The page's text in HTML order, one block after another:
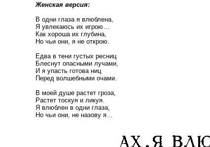
Женская версия:
В одни глаза я влюблена,
Я увлекаюсь их игрою…
Как хороша их глубина,
Но чьи они, я не открою.
Едва в тени густых ресниц
Блеснут опасными лучами,
И я упасть готова ниц
Перед волшебными очами.
В моей душе растет гроза,
Растет тоскуя и ликуя.
Я влюблен в одни глаза,
Но чьи они, не назову я…